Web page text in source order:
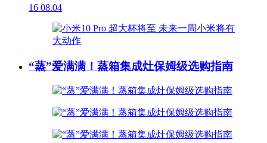
16 08.04
“蒸”爱满满！蒸箱集成灶保姆级选购指南